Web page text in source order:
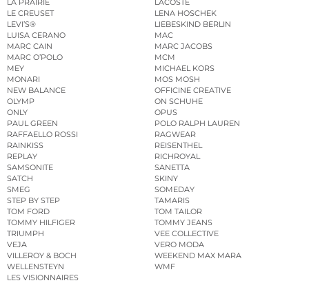
LA PRAIRIE
LACOSTE
LE CREUSET
LENA HOSCHEK
LEVI’S®
LIEBESKIND BERLIN
LUISA CERANO
MAC
MARC CAIN
MARC JACOBS
MARC O’POLO
MCM
MEY
MICHAEL KORS
MONARI
MOS MOSH
NEW BALANCE
OFFICINE CREATIVE
OLYMP
ON SCHUHE
ONLY
OPUS
PAUL GREEN
POLO RALPH LAUREN
RAFFAELLO ROSSI
RAGWEAR
RAINKISS
REISENTHEL
REPLAY
RICHROYAL
SAMSONITE
SANETTA
SATCH
SKINY
SMEG
SOMEDAY
STEP BY STEP
TAMARIS
TOM FORD
TOM TAILOR
TOMMY HILFIGER
TOMMY JEANS
TRIUMPH
VEE COLLECTIVE
VEJA
VERO MODA
VILLEROY & BOCH
WEEKEND MAX MARA
WELLENSTEYN
WMF
LES VISIONNAIRES